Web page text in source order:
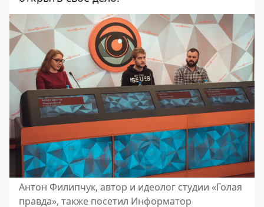
Антон Филипчук, автор и идеолог студии «Голая
правда», также посетил Информатор